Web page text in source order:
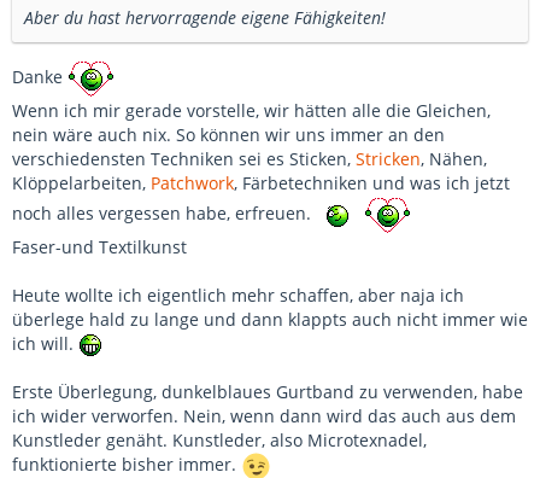
Aber du hast hervorragende eigene Fähigkeiten!
Danke
Wenn ich mir gerade vorstelle, wir hätten alle die Gleichen,
nein wäre auch nix. So können wir uns immer an den
verschiedensten Techniken sei es Sticken, Stricken, Nähen,
Klöppelarbeiten, Patchwork, Färbetechniken und was ich jetzt
noch alles vergessen habe, erfreuen.
Faser-und Textilkunst
Heute wollte ich eigentlich mehr schaffen, aber naja ich
überlege hald zu lange und dann klappts auch nicht immer wie
ich will.
Erste Überlegung, dunkelblaues Gurtband zu verwenden, habe
ich wider verworfen. Nein, wenn dann wird das auch aus dem
Kunstleder genäht. Kunstleder, also Microtexnadel,
funktionierte bisher immer.